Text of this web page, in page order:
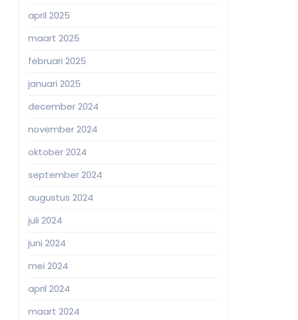
april 2025
maart 2025
februari 2025
januari 2025
december 2024
november 2024
oktober 2024
september 2024
augustus 2024
juli 2024
juni 2024
mei 2024
april 2024
maart 2024